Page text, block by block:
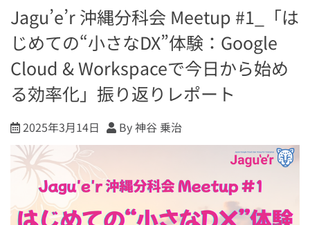
Jagu’e’r 沖縄分科会 Meetup #1_「は
じめての“小さなDX”体験：Google
Cloud & Workspaceで今日から始め
る効率化」振り返りレポート
2025年3月14日 By 神谷 乗治